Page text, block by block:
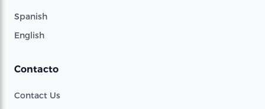
Spanish
English
Contacto
Contact Us